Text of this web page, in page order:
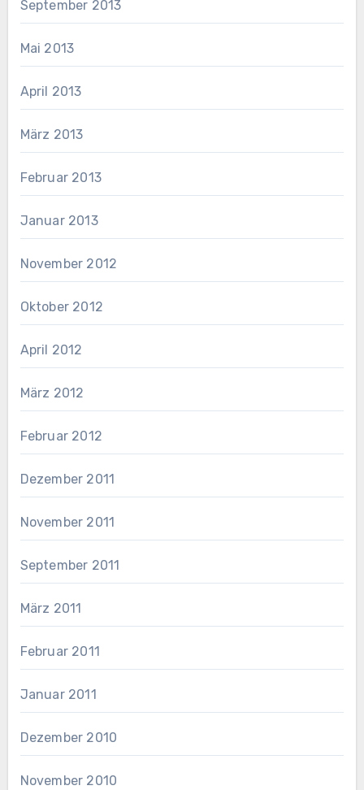
September 2013
Mai 2013
April 2013
März 2013
Februar 2013
Januar 2013
November 2012
Oktober 2012
April 2012
März 2012
Februar 2012
Dezember 2011
November 2011
September 2011
März 2011
Februar 2011
Januar 2011
Dezember 2010
November 2010